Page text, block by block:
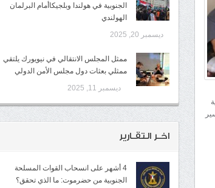
الجنوبية في هولندا وبلجيكاأمام البرلمان
الهولندي
ديسمبر 20, 2025
ممثل المجلس الانتقالي في نيويورك يلتقي
ممثلي بعثات دول مجلس الأمن الدولي
ديسمبر 11, 2025
اخـر التقـارير
4 أشهر على انسحاب القوات المسلحة
الجنوبية من حضرموت: ما الذي تحقق؟